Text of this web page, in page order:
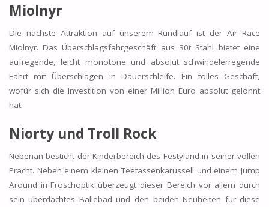
Miolnyr
Die nächste Attraktion auf unserem Rundlauf ist der Air Race
Miolnyr. Das Überschlagsfahrgeschäft aus 30t Stahl bietet eine
aufregende, leicht monotone und absolut schwindelerregende
Fahrt mit Überschlägen in Dauerschleife. Ein tolles Geschäft,
wofür sich die Investition von einer Million Euro absolut gelohnt
hat.
Niorty und Troll Rock
Nebenan besticht der Kinderbereich des Festyland in seiner vollen
Pracht. Neben einem kleinen Teetassenkarussell und einem Jump
Around in Froschoptik überzeugt dieser Bereich vor allem durch
sein überdachtes Bällebad und den beiden Neuheiten für diese